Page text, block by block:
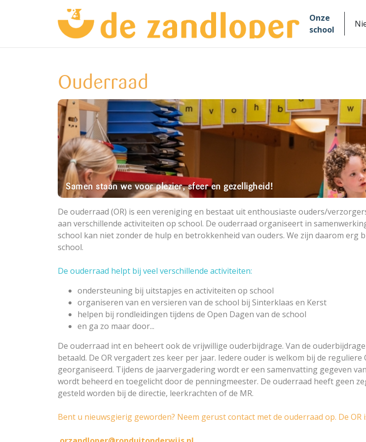
Onze
school
Ouderraad
Samen staan we voor plezier, sfeer en gezelligheid!
De ouderraad (OR) is een vereniging en bestaat uit enthousiaste ouders/
aan verschillende activiteiten op school. De ouderraad organiseert in
school kan niet zonder de hulp en betrokkenheid van ouders. We zijn daarom erg
school.
De ouderraad helpt bij veel verschillende activiteiten:
ondersteuning bij uitstapjes en activiteiten op school
organiseren van en versieren van de school bij Sinterklaas en Kerst
helpen bij rondleidingen tijdens de Open Dagen van de school
en ga zo maar door...
De ouderraad int en beheert ook de vrijwillige ouderbijdrage. Van de
betaald. De OR vergadert zes keer per jaar. Iedere ouder is welkom bij de
georganiseerd. Tijdens de jaarvergadering wordt er een samenvatting gegeven
wordt beheerd en toegelicht door de penningmeester. De ouderraad heeft geen
gesteld worden bij de directie, leerkrachten of de MR.
Bent u nieuwsgierig geworden? Neem gerust contact met de ouderraad op. De